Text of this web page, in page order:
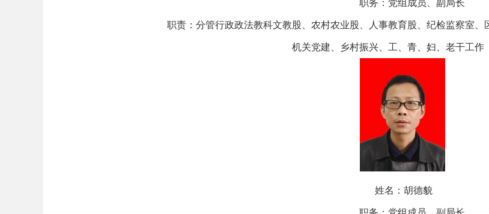
职务：党组成员、副局长
职责：分管行政政法教科文教股、农村农业股、人事教育股、纪检监察室、
机关党建、乡村振兴、工、青、妇、 老干工作
姓名：胡德貌